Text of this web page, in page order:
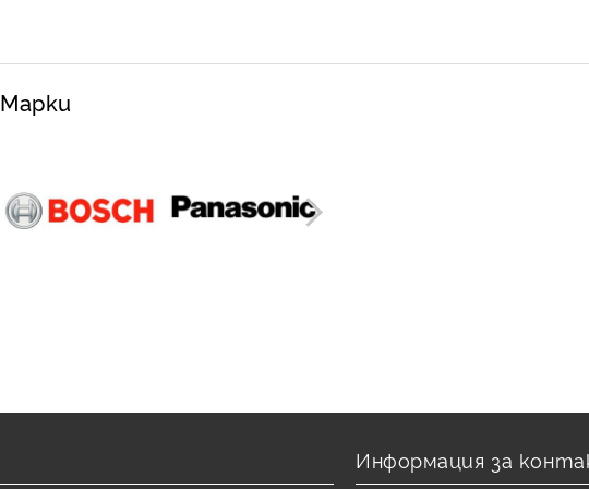
Двойна защита
елиминират риска от протичане
Какъв профил челюсти ми
Марки
Информация за